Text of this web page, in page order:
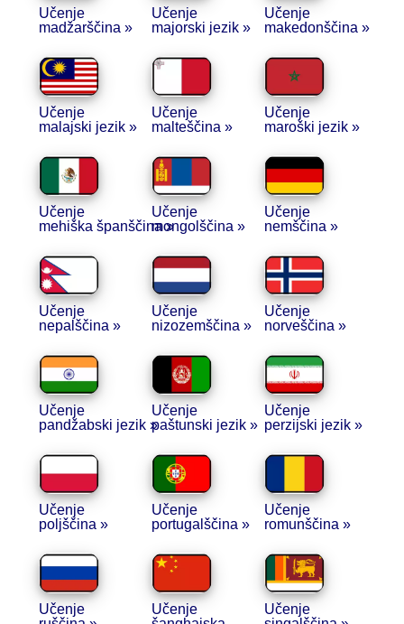
Učenje
madžarščina »
Učenje
majorski jezik »
Učenje
makedonščina »
Učenje
malajski jezik »
Učenje
malteščina »
Učenje
maroški jezik »
Učenje
mehiška španščina »
Učenje
mongolščina »
Učenje
nemščina »
Učenje
nepalščina »
Učenje
nizozemščina »
Učenje
norveščina »
Učenje
pandžabski jezik »
Učenje
paštunski jezik »
Učenje
perzijski jezik »
Učenje
poljščina »
Učenje
portugalščina »
Učenje
romunščina »
Učenje
Učenje
Učenje